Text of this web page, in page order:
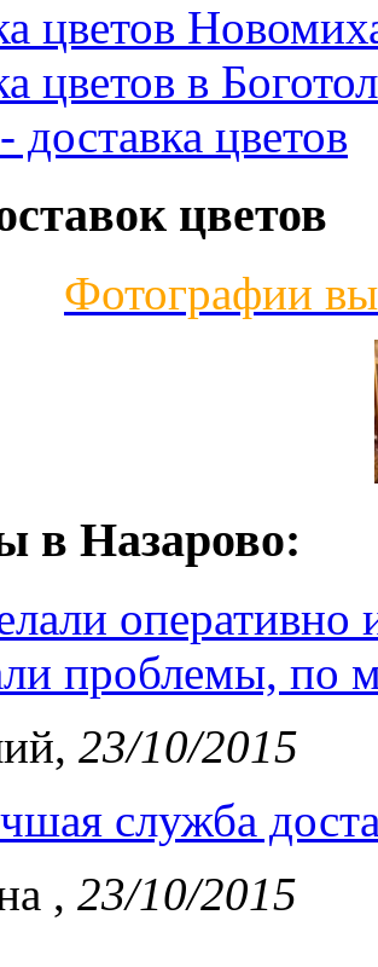
цветов
цветов в
доставка цветов
цветов
Фотографии
в Назарово:
оперативно
проблемы, по
23/10/2015
служба
, 23/10/2015